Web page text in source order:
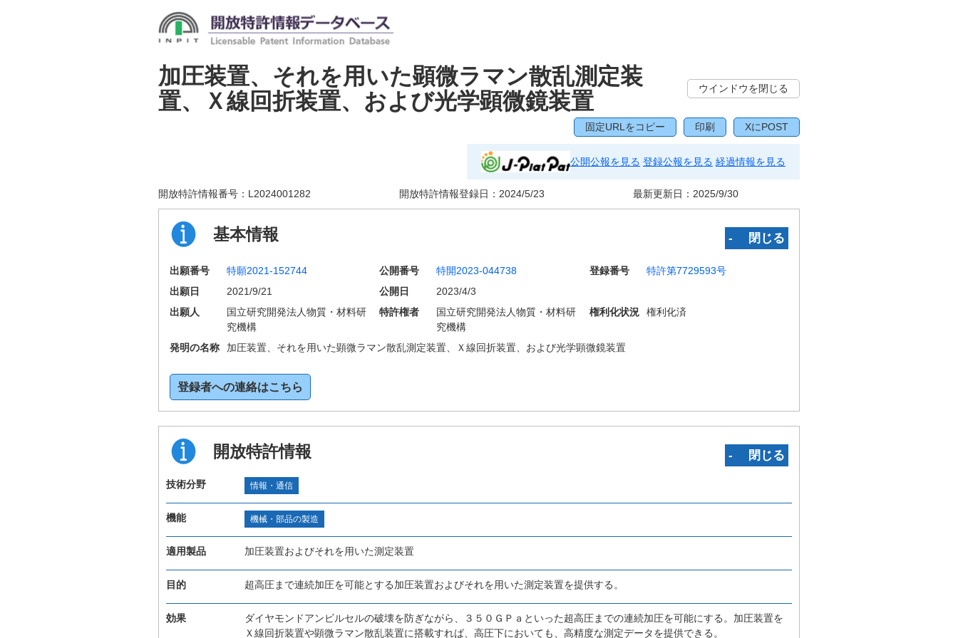
加圧装置、それを用いた顕微ラマン散乱測定装
置、Ｘ線回折装置、および光学顕微鏡装置
ウインドウを閉じる
固定URLをコピー 印刷 XにPOST
公開公報を見る 登録公報を見る 経過情報を見る
開放特許情報番号： L2024001282 開放特許情報登録日： 2024/5/23 最新更新日： 2025/9/30
基本情報 ‐ 閉じる
出願番号 特願2021-152744 公開番号 特開2023-044738 登録番号
特許第7729593号
出願日
2021/9/21 公開日
2023/4/3
出願人
国立研究開発法人物質・材料研
究機構
特許権者
国立研究開発法人物質・材料研
究機構
権利化状況 権利化済
発明の名称 加圧装置、それを用いた顕微ラマン散乱測定装置、Ｘ線回折装置、および光学顕微鏡装置
登録者への連絡はこちら
開放特許情報 ‐ 閉じる
技術分野 情報・通信
機能 機械・部品の製造
適用製品 加圧装置およびそれを用いた測定装置
目的 超高圧まで連続加圧を可能とする加圧装置およびそれを用いた測定装置を提供する。
効果
ダイヤモンドアンビルセルの破壊を防ぎながら、３５０ＧＰａといった超高圧までの連続加圧を可能にする。加圧装置を
Ｘ線回折装置や顕微ラマン散乱装置に搭載すれば、高圧下においても、高精度な測定データを提供できる。